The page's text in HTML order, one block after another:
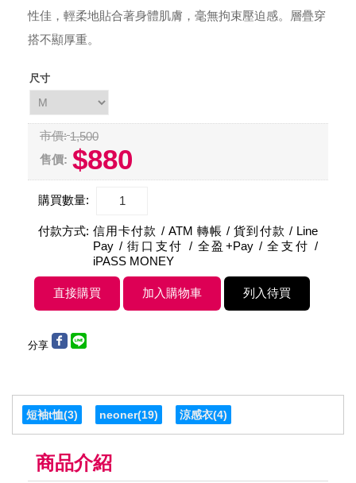
性佳，輕柔地貼合著身體肌膚，毫無拘束壓迫感。層疊穿
搭不顯厚重。
尺寸
市價: 1,500
售價: $880
購買數量:
付款方式: 信用卡付款 / ATM 轉帳 / 貨到付款 / Line
Pay / 街口支付 / 全盈+Pay / 全支付 /
iPASS MONEY
分享
短袖t恤(3) neoner(19) 涼感衣(4)
商品介紹